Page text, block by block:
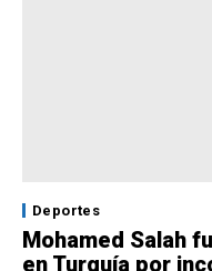
Deportes
Mohamed Salah
en Turquía por